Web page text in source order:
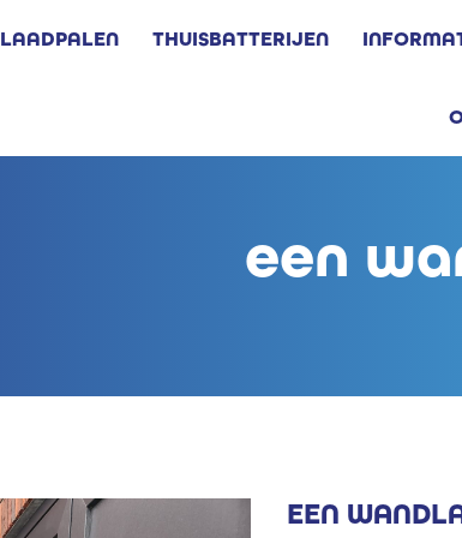
LAADPALEN THUISBATTERIJEN
een
EEN